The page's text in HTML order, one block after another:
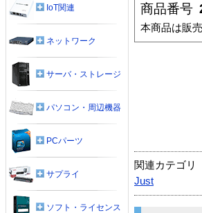
商品番号
本商品は販
関連カテゴリ
Just
IoT関連
ネットワーク
サーバ・ストレージ
パソコン・周辺機器
PCパーツ
サプライ
ソフト・ライセンス